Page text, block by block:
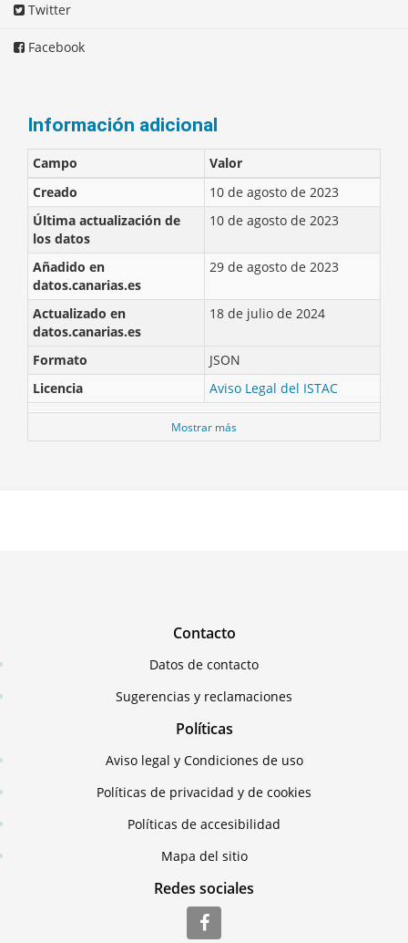
Twitter
Facebook
Información adicional
Campo
Valor
Creado
10 de agosto de 2023
Última actualización de
los datos
10 de agosto de 2023
Añadido en
datos.canarias.es
29 de agosto de 2023
Actualizado en
datos.canarias.es
18 de julio de 2024
Formato
JSON
Licencia
Aviso Legal del ISTAC
Mostrar más
Contacto
Datos de contacto
Sugerencias y reclamaciones
Políticas
Aviso legal y Condiciones de uso
Políticas de privacidad y de cookies
Políticas de accesibilidad
Mapa del sitio
Redes sociales